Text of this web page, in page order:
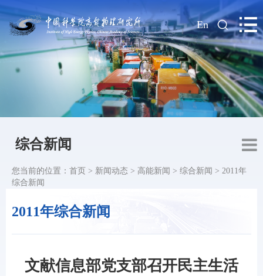
| En
综合新闻
2011年综合新闻
您当前的位置： 首页 > 新闻动态 > 高能新闻 > 综合新闻 > 2011年
综合新闻
文献信息部党支部召开民主生活